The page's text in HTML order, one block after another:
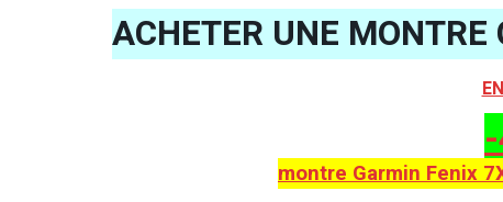
ACHETER UNE
montre Garmin Fenix